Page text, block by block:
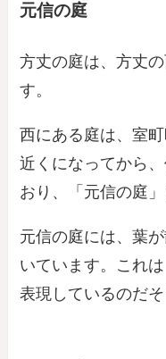
元信の庭
方丈の庭は、方丈
す。
西にある庭は、室
近くになってから
おり、「元信の庭
元信の庭には、葉
いています。これ
表現しているのだそ